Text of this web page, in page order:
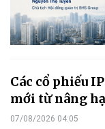
Các cổ phiếu
mới từ nâng
07/08/2026 04:05